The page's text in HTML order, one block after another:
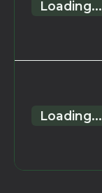
Loading...
Loading...